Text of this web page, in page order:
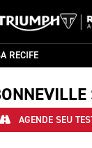
RECIFE
AGENDE SEU